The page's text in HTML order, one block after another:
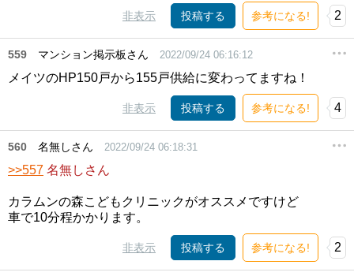
非表示 投稿する 参考になる! 2
559 マンション掲示板さん 2022/09/24 06:16:12
メイツのHP150戸から155戸供給に変わってますね！
非表示 投稿する 参考になる! 4
560 名無しさん 2022/09/24 06:18:31
>>557 名無しさん
カラムンの森こどもクリニックがオススメですけど
車で10分程かかります。
非表示 投稿する 参考になる! 2